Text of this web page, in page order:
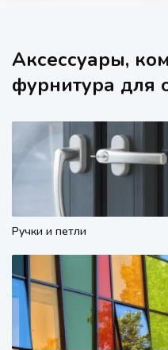
Аксессуары,
фурнитура для
Ручки и петли